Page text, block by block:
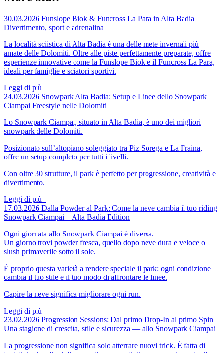
30.03.2026 Funslope Biok & Funcross La Para in Alta Badia
Divertimento, sport e adrenalina
La località sciistica di Alta Badia è una delle mete invernali più
amate delle Dolomiti. Oltre alle piste perfettamente preparate, offre
esperienze innovative come la Funslope Biok e il Funcross La Para,
ideali per famiglie e sciatori sportivi.
Leggi di più
24.03.2026 Snowpark Alta Badia: Setup e Linee dello Snowpark
Ciampai Freestyle nelle Dolomiti
Lo Snowpark Ciampai, situato in Alta Badia, è uno dei migliori
snowpark delle Dolomiti.
Posizionato sull’altopiano soleggiato tra Piz Sorega e La Fraina,
offre un setup completo per tutti i livelli.
Con oltre 30 strutture, il park è perfetto per progressione, creatività e
divertimento.
Leggi di più
17.03.2026 Dalla Powder al Park: Come la neve cambia il tuo riding
Snowpark Ciampai – Alta Badia Edition
Ogni giornata allo Snowpark Ciampai è diversa.
Un giorno trovi powder fresca, quello dopo neve dura e veloce o
slush primaverile sotto il sole.
È proprio questa varietà a rendere speciale il park: ogni condizione
cambia il tuo stile e il tuo modo di affrontare le linee.
Capire la neve significa migliorare ogni run.
Leggi di più
23.02.2026 Progression Sessions: Dal primo Drop-In al primo Spin
Una stagione di crescita, stile e sicurezza — allo Snowpark Ciampai
La progressione non significa solo atterrare nuovi trick. È fatta di